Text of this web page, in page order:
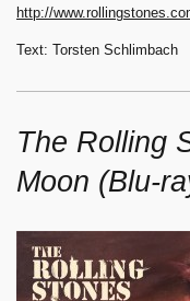
http://
Text: Torsten Schlimbach
The Rolling
Moon (Blu-